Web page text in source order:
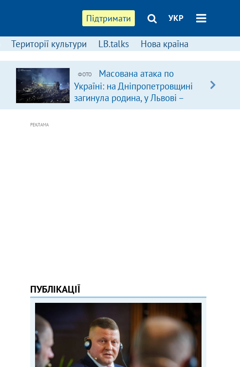
Підтримати УКР
Території культури LB.talks Нова країна
ФОТО
Масована атака по
Україні: на Дніпропетровщині
загинула родина, у Львові –
удар по багатоповерхівках
РЕКЛАМА
ПУБЛІКАЦІЇ